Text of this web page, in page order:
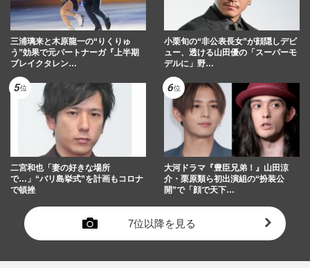
三浦璃来と木原龍一の“りくりゅ
う”効果で元パートナーガ『上半期
ブレイクタレン…
小栗旬の“非公表長女”が顔隠しデビ
ュー、透ける山田優の「スーパーモ
デルに」野…
二宮和也「妻の好きな場所
で…」“バリ島挙式”を計画もコロナ
で頓挫
大河ドラマ『豊臣兄弟！』山田涼
介・栗原類ら初出演組の“扮装公
開”で「顔で天下…
7位以降を見る